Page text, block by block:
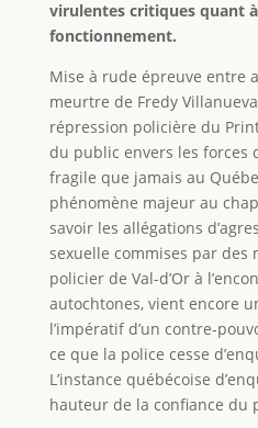
virulentes critiques quant
fonctionnement.
Mise à rude épreuve entre
meurtre de Fredy
répression policière du
du public envers les forces
fragile que jamais au
phénomène majeur au
savoir les allégations
sexuelle commises par des
policier de Val-d’Or à
autochtones, vient encore
l’impératif d’un contre-
ce que la police cesse
L’instance québécoise
hauteur de la confiance du